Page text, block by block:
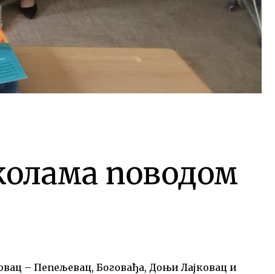
поводом
– Пепељевац, Боговађа, Доњи Лајковац и